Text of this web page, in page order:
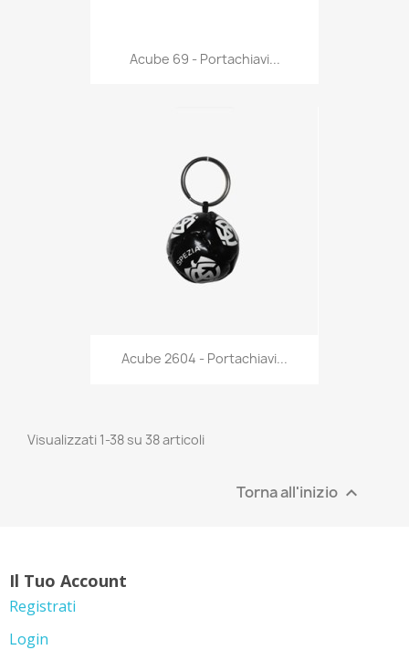
Anteprima
Acube 69 - Portachiavi...
Anteprima
Acube 2604 - Portachiavi...
Visualizzati 1-38 su 38 articoli
Torna all'inizio 
Il Tuo Account
Registrati
Login